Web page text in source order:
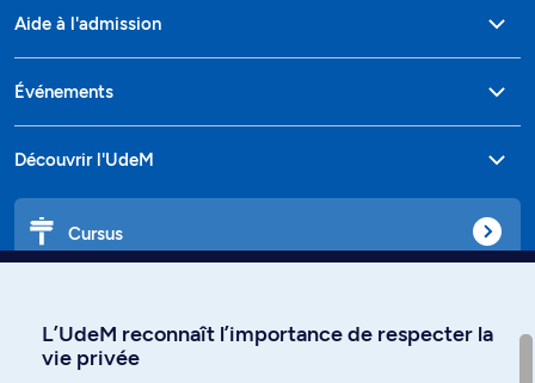
Aide à l'admission
Événements
Découvrir l'UdeM
Cursus
L’UdeM reconnaît l’importance de respecter la
vie privée